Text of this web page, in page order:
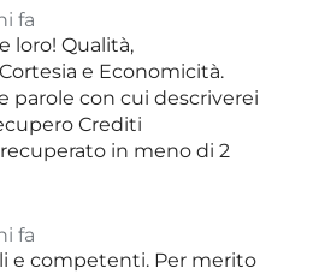
fa
loro! Qualità,
e Economicità.
parole con cui descriverei
Crediti
in meno di 2
fa
e competenti. Per merito